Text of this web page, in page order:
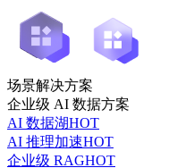
场景解决方案
企业级 AI 数据方案
AI 数据湖HOT
AI 推理加速HOT
企业级 RAGHOT